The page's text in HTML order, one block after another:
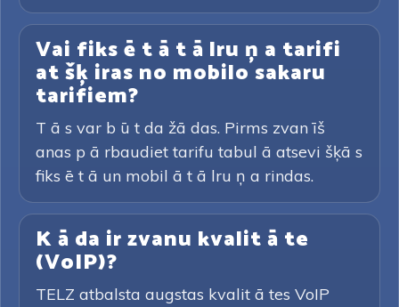
Vai fiks ē t ā t ā lru ņ a tarifi
at šķ iras no mobilo sakaru
tarifiem?
T ā s var b ū t da žā das. Pirms zvan īš
anas p ā rbaudiet tarifu tabul ā atsevi šķā s
fiks ē t ā un mobil ā t ā lru ņ a rindas.
K ā da ir zvanu kvalit ā te
(VoIP)?
TELZ atbalsta augstas kvalit ā tes VoIP